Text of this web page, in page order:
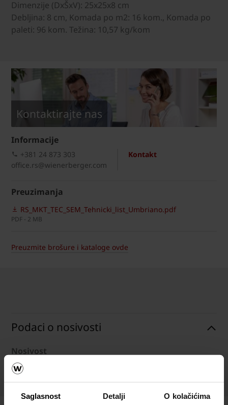
Saglasnost Detalji O kolačićima
Dimenzije (DxŠxV): 25x25x8 cm
Debljina: 8 cm, Komada po m2: 16 kom., Komada po
paleti: 96 kom. Težina: 10,57 kg/kom
Kontaktirajte nas
Informacije
Kontakt
+381 24 873 303
office.rs@wienerberger.com
Preuzimanja
RS_MKT_TEC_SEM_Tehnicki_list_Umbriano.pdf
PDF - 2 MB
Preuzmite brošure i kataloge ovde
Podaci o nosivosti
Nosivost
Nosivost